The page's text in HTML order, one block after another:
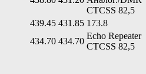
CTCSS 82,5
439.45 431.85 173.8
434.70 434.70
Echo Repeater
CTCSS 82,5